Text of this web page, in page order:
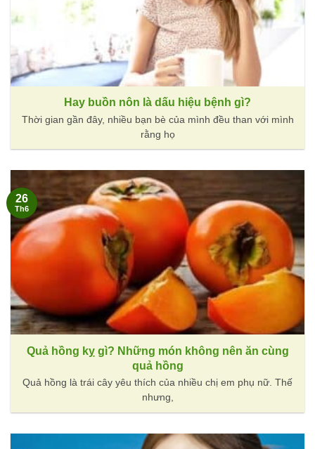
Hay buồn nôn là dấu hiệu bệnh gì?
Thời gian gần đây, nhiều bạn bè của mình đều than với mình
rằng họ
Quả hồng kỵ gì? Những món không nên ăn cùng
quả hồng
Quả hồng là trái cây yêu thích của nhiều chị em phụ nữ. Thế
nhưng,
26
Th6